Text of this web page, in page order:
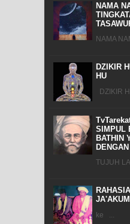
NAMA
NAMA
DZIKIR
HU
DZIKIR
SIMPUL
BATHIN
TUJUH
ke ...